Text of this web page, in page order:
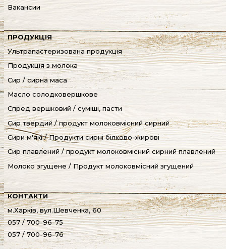
Вакансии
ПРОДУКЦІЯ
Ультрапастеризована продукція
Продукція з молока
Сир / сирна маса
Масло солодковершкове
Спред вершковий / суміші, пасти
Сир твердий / продукт молоковмісний сирний
Сири м'які / Продукти сирні білково-жирові
Cир плавлений / продукт молоковмісний сирний плавлений
Молоко згущене / Продукт молоковмісний згущений
КОНТАКТИ
м.Харків, вул.Шевченка, 60
057 / 700-96-75
057 / 700-96-76